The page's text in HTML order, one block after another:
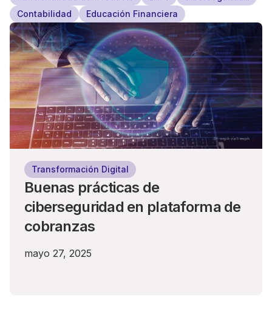
Contabilidad
Educación Financiera
Transformación Digital
Buenas prácticas de
ciberseguridad en plataforma de
cobranzas
mayo 27, 2025